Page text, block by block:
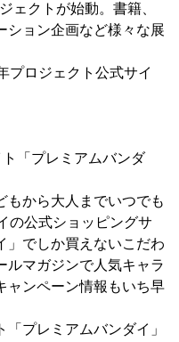
ェクトが始動。書籍、
ション企画など様々な展
プロジェクト公式サイ
「プレミアムバンダ
もから大人までいつでも
の公式ショッピングサ
」でしか買えないこだわ
ルマガジンで人気キャラ
ャンペーン情報もいち早
プレミアムバンダイ」